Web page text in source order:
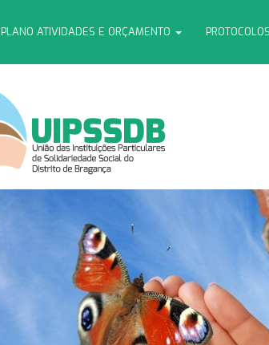
PLANO ATIVIDADES E ORÇAMENTO PROTOCOLOS